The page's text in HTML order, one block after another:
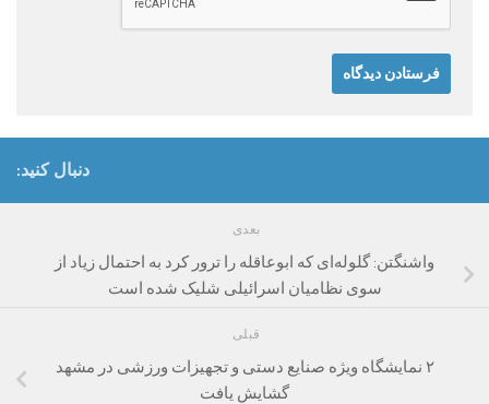
دنبال کنید:
بعدی
واشنگتن: گلوله‌ای که ابوعاقله را ترور کرد به احتمال زیاد از
سوی نظامیان اسرائیلی شلیک شده است
قبلی
۲ نمایشگاه ویژه صنایع دستی و تجهیزات ورزشی در مشهد
گشایش یافت